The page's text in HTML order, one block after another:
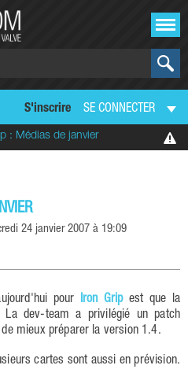
S'inscrire SE CONNECTER
: Médias de janvier
24 janvier 2007 à 19:09
pour Iron Gripest que la
dev-team a privilégié un patch
mieux préparer la version 1.4.
cartes sont aussi en prévision.